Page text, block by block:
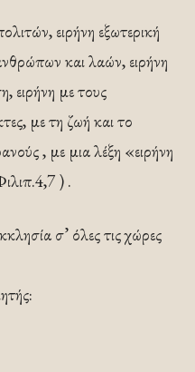
ειρήνη εξωτερική
και λαών, ειρήνη
ειρήνη με τους
με τη ζωή και το
, με μια λέξη «ειρήνη
) .
σ’ όλες τις χώρες